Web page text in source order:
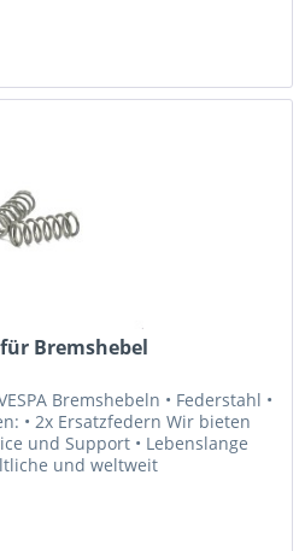
Bremshebel
Bremshebeln • Federstahl •
• 2x Ersatzfedern Wir bieten
und Support • Lebenslange
und weltweit